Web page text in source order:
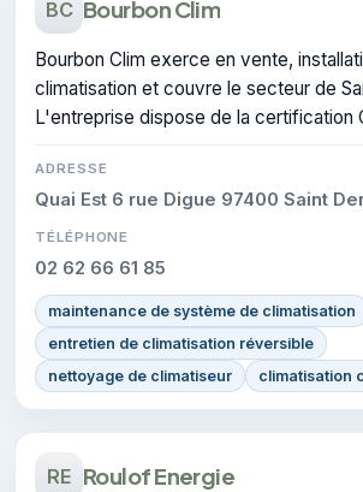
BC Bourbon Clim
Bourbon Clim exerce en vente,
climatisation et couvre le secteur de
L'entreprise dispose de la certification
ADRESSE
Quai Est 6 rue Digue 97400 Saint
TÉLÉPHONE
02 62 66 61 85
maintenance de système de climatisation
entretien de climatisation réversible
nettoyage de climatiseur
climatisation
RE Roulof Energie